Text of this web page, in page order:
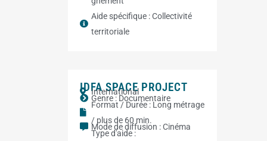
Aide spécifique :Collectivité
territoriale
IDFA SPACE PROJECT
International
Genre : Documentaire
Format / Durée : Long métrage
/ plus de 60 min.
Mode de diffusion :Cinéma
Type d'aide :